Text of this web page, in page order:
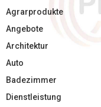
Agrarprodukte
Angebote
Architektur
Auto
Badezimmer
Dienstleistung